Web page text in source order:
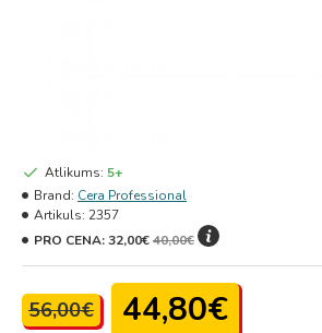
56,00€ 44,80€
Atlikums: 5+
Brand: Cera Professional
Artikuls: 2357
PRO CENA:32,00€40,00€